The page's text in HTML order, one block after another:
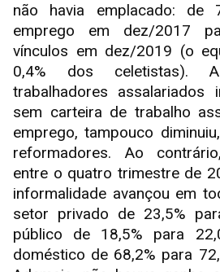
não havia emplacado: de
emprego em dez/2017
vínculos em dez/2019 (o
0,4% dos celetistas).
trabalhadores assalariados
sem carteira de trabalho
emprego, tampouco
reformadores. Ao
entre o quatro trimestre de
informalidade avançou em
setor privado de 23,5%
público de 18,5% para
doméstico de 68,2% para